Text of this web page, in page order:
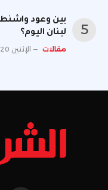
بين وعود
لبنان اليوم؟
مقالات الإثنين 20 يوليو 4:43 م